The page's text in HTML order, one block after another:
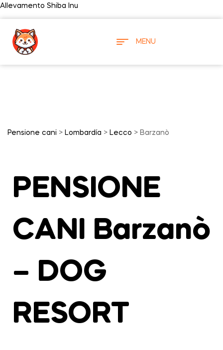
Allevamento Shiba Inu
MENU
Pensione cani > Lombardía > Lecco > Barzanò
PENSIONE
CANI Barzanò
– DOG
RESORT